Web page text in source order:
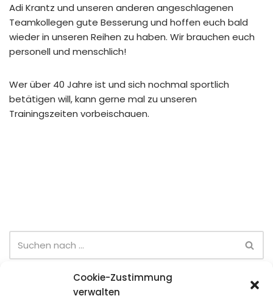
Cookie-Zustimmung
verwalten
Adi Krantz und unseren anderen angeschlagenen
Teamkollegen gute Besserung und hoffen euch bald
wieder in unseren Reihen zu haben. Wir brauchen euch
personell und menschlich!
Wer über 40 Jahre ist und sich nochmal sportlich
betätigen will, kann gerne mal zu unseren
Trainingszeiten vorbeischauen.
Neueste Beiträge